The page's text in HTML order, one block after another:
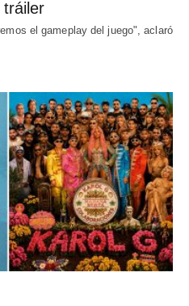
tráiler
el gameplay del juego", aclaró